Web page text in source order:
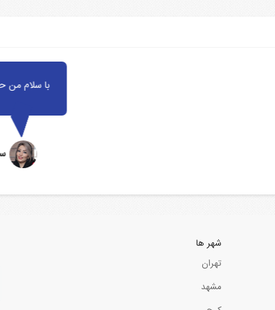
با سلام‌ من حدود چهار سال با مجموعه بیا تو عروسی همکاری میکنم
شهر ها
تهران
مشهد